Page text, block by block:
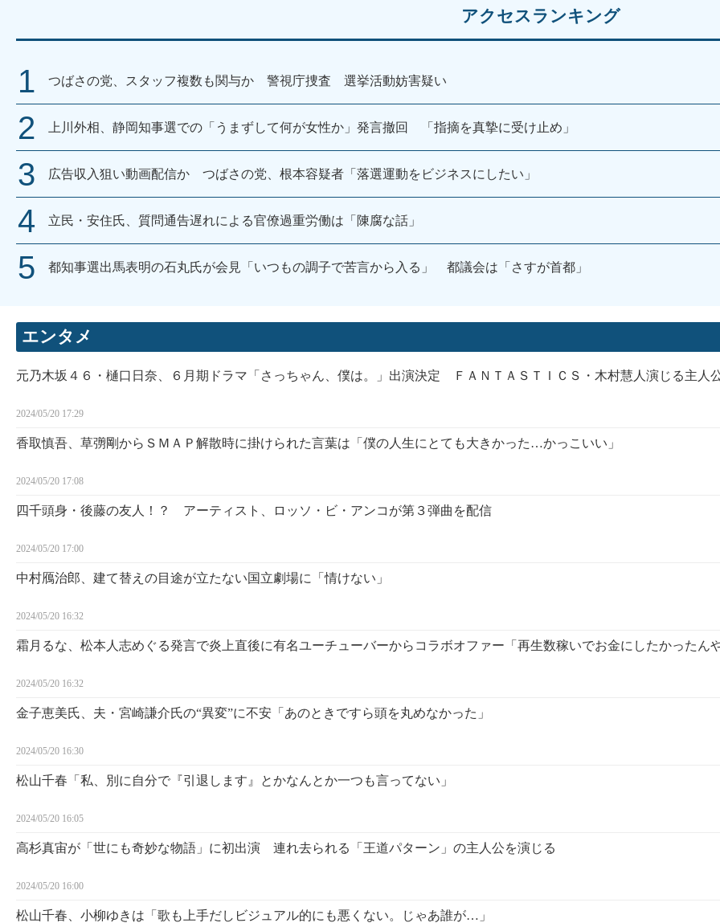
アクセスランキング
つばさの党、スタッフ複数も関与か 警視庁捜査 選挙活動妨害疑い
上川外相、静岡知事選での「うまずして何が女性か」発言撤回 「指摘を真摯に受け止め」
広告収入狙い動画配信か つばさの党、根本容疑者「落選運動をビジネスにしたい」
立民・安住氏、質問通告遅れによる官僚過重労働は「陳腐な話」
都知事選出馬表明の石丸氏が会見「いつもの調子で苦言から入る」 都議会は「さすが首都」
エンタメ
元乃木坂４６・樋口日奈、６月期ドラマ「さっちゃん、僕は。」出演決定 ＦＡＮＴＡＳＴＩＣＳ・木村慧人演じる主人
2024/05/20 17:29
香取慎吾、草彅剛からＳＭＡＰ解散時に掛けられた言葉は「僕の人生にとても大きかった…かっこいい」
2024/05/20 17:08
四千頭身・後藤の友人！？ アーティスト、ロッソ・ビ・アンコが第３弾曲を配信
2024/05/20 17:00
中村鴈治郎、建て替えの目途が立たない国立劇場に「情けない」
2024/05/20 16:32
霜月るな、松本人志めぐる発言で炎上直後に有名ユーチューバーからコラボオファー「再生数稼いでお金にしたかったん
2024/05/20 16:32
金子恵美氏、夫・宮崎謙介氏の“異変”に不安「あのときですら頭を丸めなかった」
2024/05/20 16:30
松山千春「私、別に自分で『引退します』とかなんとか一つも言ってない」
2024/05/20 16:05
高杉真宙が「世にも奇妙な物語」に初出演 連れ去られる「王道パターン」の主人公を演じる
2024/05/20 16:00
松山千春、小柳ゆきは「歌も上手だしビジュアル的にも悪くない。じゃあ誰が…」